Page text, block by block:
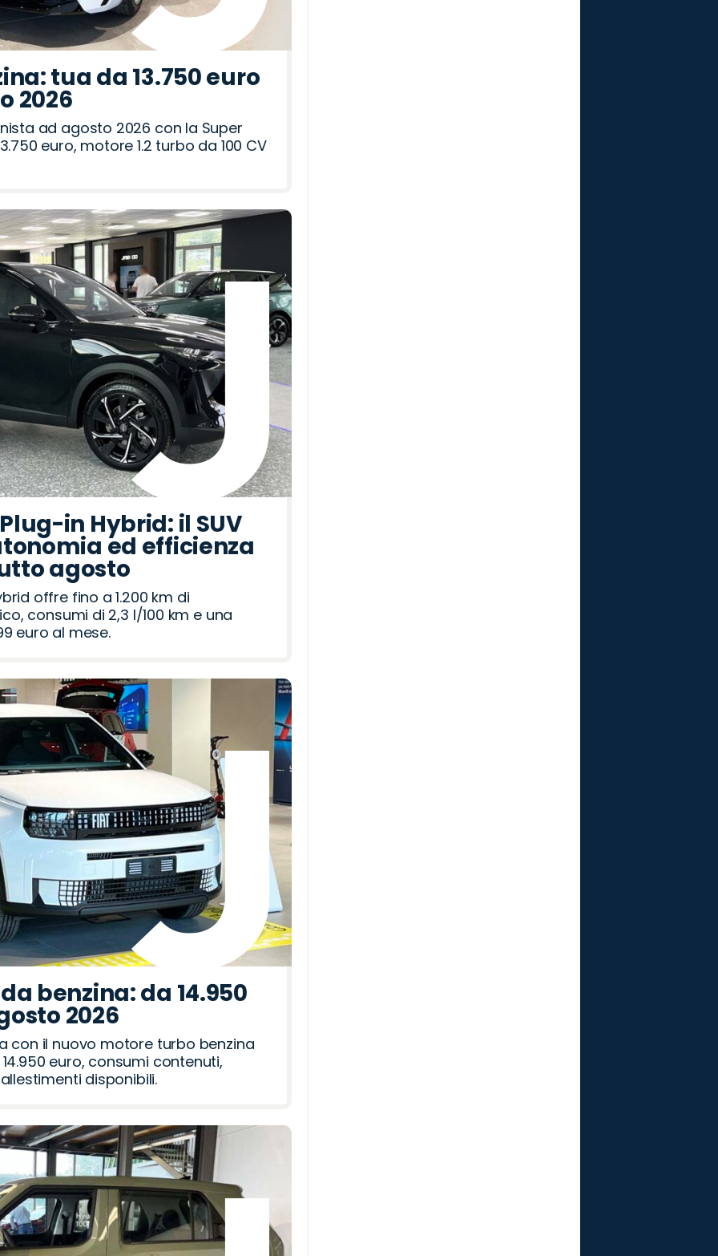
tua da 13.750 euro
2026
ad agosto 2026 con la Super
euro, motore 1.2 turbo da 100 CV
in Hybrid: il SUV
ed efficienza
agosto
offre fino a 1.200 km di
consumi di 2,3 l/100 km e una
euro al mese.
benzina: da 14.950
2026
con il nuovo motore turbo benzina
euro, consumi contenuti,
disponibili.